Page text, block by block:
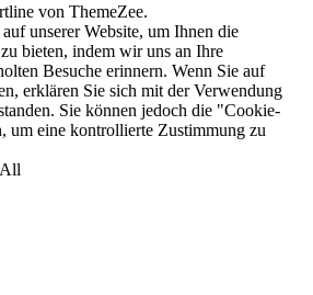
von ThemeZee.
unserer Website, um Ihnen die
bieten, indem wir uns an Ihre
Besuche erinnern. Wenn Sie auf
erklären Sie sich mit der Verwendung
Sie können jedoch die "Cookie-
um eine kontrollierte Zustimmung zu